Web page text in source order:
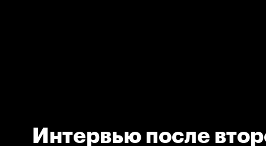
Интервью после